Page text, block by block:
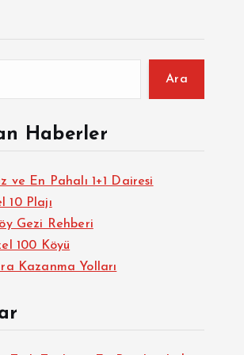
Ara
Haberler
ve En Pahalı 1+1 Dairesi
10 Plajı
Gezi Rehberi
100 Köyü
Kazanma Yolları